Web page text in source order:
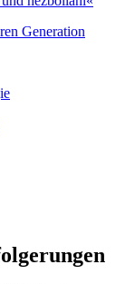
Generation